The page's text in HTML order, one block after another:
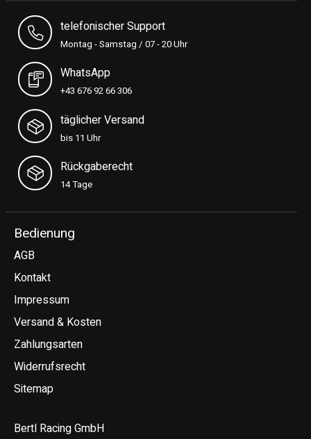
telefonischer Support
Montag - Samstag / 07 - 20 Uhr
WhatsApp
+43 676 92 66 306
täglicher Versand
bis 11 Uhr
Rückgaberecht
14 Tage
Bedienung
AGB
Kontakt
Impressum
Versand & Kosten
Zahlungsarten
Widerrufsrecht
Sitemap
Bertl Racing GmbH